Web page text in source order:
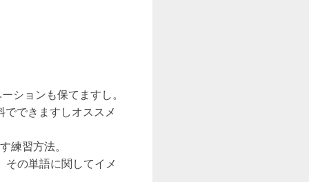
ションも保てますし。
できますしオススメ
練習方法。
その単語に関してイメ